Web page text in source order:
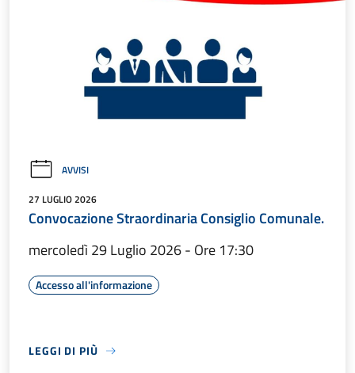
AVVISI
27 LUGLIO 2026
Convocazione Straordinaria Consiglio Comunale.
mercoledì 29 Luglio 2026 - Ore 17:30
Accesso all'informazione
LEGGI DI PIÙ